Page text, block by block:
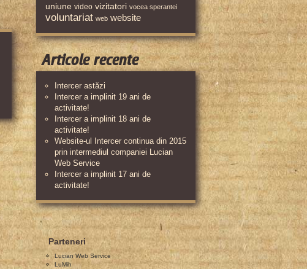
uniune video vizitatori vocea sperantei
voluntariat web website
Articole recente
Intercer astăzi
Intercer a implinit 19 ani de
activitate!
Intercer a implinit 18 ani de
activitate!
Website-ul Intercer continua din 2015
prin intermediul companiei Lucian
Web Service
Intercer a implinit 17 ani de
activitate!
Parteneri
Lucian Web Service
LuMih